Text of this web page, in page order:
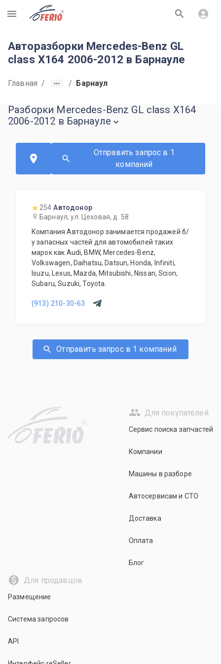
R
Авторазборки Mercedes-Benz GL
class X164 2006-2012 в Барнауле
Главная / / Барнаул
Разборки Mercedes-Benz GL class X164
2006-2012 в Барнауле
Отправить запрос в 1
компаний
254 Автодонор
Барнаул, ул. Цеховая, д. 58
Компания Автодонор занимается продажей б/
у запасных частей для автомобилей таких
марок как Audi, BMW, Mercedes-Benz,
Volkswagen, Daihatsu, Datsun, Honda, Infiniti,
Isuzu, Lexus, Mazda, Mitsubishi, Nissan, Scion,
Subaru, Suzuki, Toyota.
(913) 210-30-63
Отправить запрос в 1 компаний
R
Для покупателей
Сервис поиска запчастей
Компании
Машины в разборе
Автосервисам и СТО
Доставка
Оплата
Блог
Для продавцов
Размещение
Система запросов
API